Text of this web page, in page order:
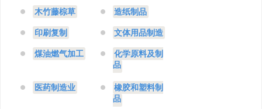
木竹藤棕草 造纸制品
印刷复制 文体用品制造
煤油燃气加工 化学原料及制
品
医药制造业 橡胶和塑料制
品